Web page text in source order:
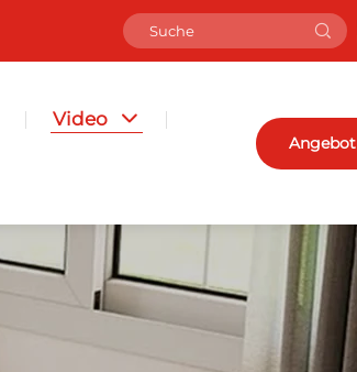
Video